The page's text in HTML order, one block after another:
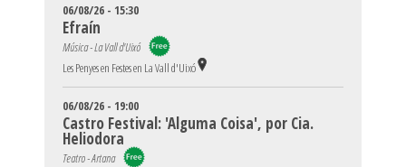
06/08/26 - 15:30
Efraín
Música - La Vall d'Uixó
Les Penyes en Festes en La Vall d'Uixó
06/08/26 - 19:00
Castro Festival: 'Alguma Coisa', por Cia.
Heliodora
Teatro - Artana